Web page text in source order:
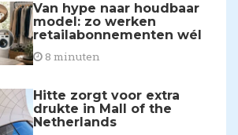
Van hype naar houdbaar
model: zo werken
retailabonnementen wél
8 minuten
Hitte zorgt voor extra
drukte in Mall of the
Netherlands